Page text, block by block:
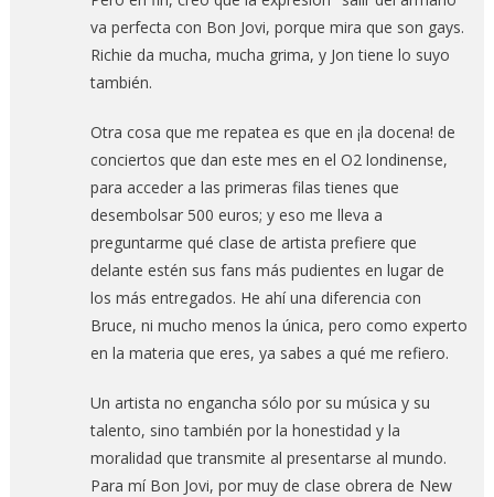
va perfecta con Bon Jovi, porque mira que son gays.
Richie da mucha, mucha grima, y Jon tiene lo suyo
también.
Otra cosa que me repatea es que en ¡la docena! de
conciertos que dan este mes en el O2 londinense,
para acceder a las primeras filas tienes que
desembolsar 500 euros; y eso me lleva a
preguntarme qué clase de artista prefiere que
delante estén sus fans más pudientes en lugar de
los más entregados. He ahí una diferencia con
Bruce, ni mucho menos la única, pero como experto
en la materia que eres, ya sabes a qué me refiero.
Un artista no engancha sólo por su música y su
talento, sino también por la honestidad y la
moralidad que transmite al presentarse al mundo.
Para mí Bon Jovi, por muy de clase obrera de New